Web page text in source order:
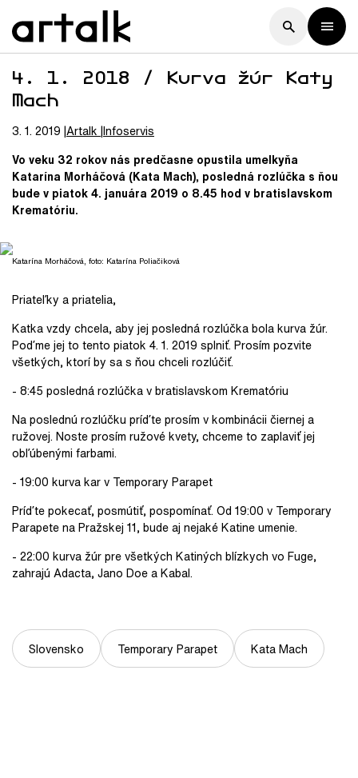
4. 1. 2018 / Kurva žúr Katy
Mach
3. 1. 2019 Artalk Infoservis
Vo veku 32 rokov nás predčasne opustila umelkyňa
Katarína Morháčová (Kata Mach), posledná rozlúčka s ňou
bude v piatok 4. januára 2019 o 8.45 hod v bratislavskom
Krematóriu.
Katarína Morháčová, foto: Katarína Poliačiková
Priateľky a priatelia,
Katka vzdy chcela, aby jej posledná rozlúčka bola kurva žúr.
Poďme jej to tento piatok 4. 1. 2019 splniť. Prosím pozvite
všetkých, ktorí by sa s ňou chceli rozlúčiť.
- 8:45 posledná rozlúčka v bratislavskom Krematóriu
Na poslednú rozlúčku príďte prosím v kombinácii čiernej a
ružovej. Noste prosím ružové kvety, chceme to zaplaviť jej
obľúbenými farbami.
- 19:00 kurva kar v Temporary Parapet
Príďte pokecať, posmútiť, pospomínať. Od 19:00 v Temporary
Parapete na Pražskej 11, bude aj nejaké Katine umenie.
- 22:00 kurva žúr pre všetkých Katiných blízkych vo Fuge,
zahrajú Adacta, Jano Doe a Kabal.
Slovensko Temporary Parapet Kata Mach